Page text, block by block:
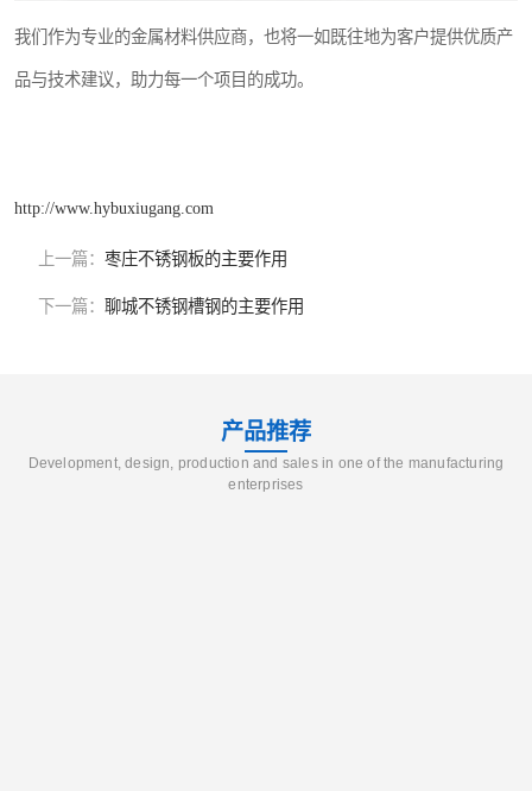
我们作为专业的金属材料供应商，也将一如既往地为客户提供优质产
品与技术建议，助力每一个项目的成功。
http://www.hybuxiugang.com
上一篇： 枣庄不锈钢板的主要作用
下一篇： 聊城不锈钢槽钢的主要作用
产品推荐
Development, design, production and sales in one of the manufacturing
enterprises